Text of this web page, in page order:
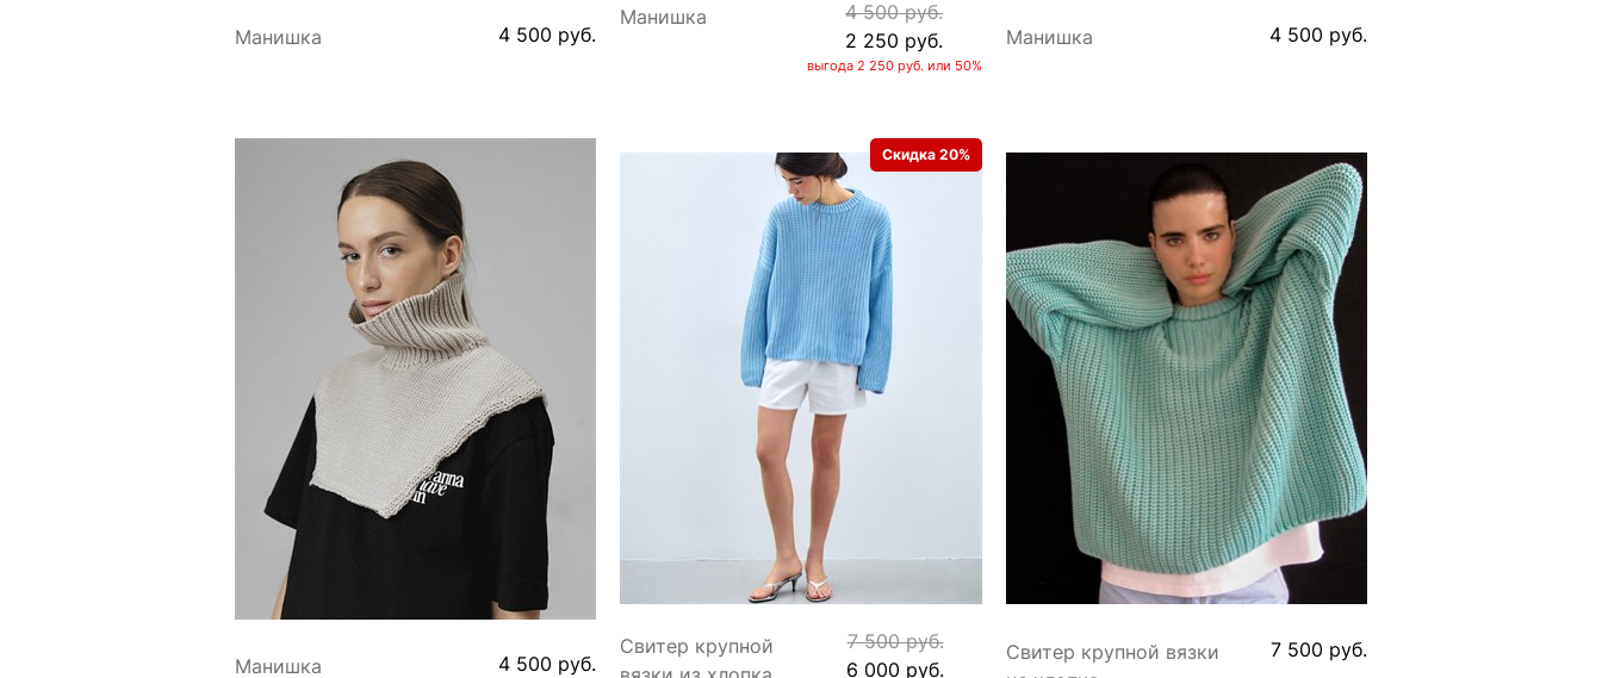
Манишка 4 500 руб.
Манишка 4 500 руб.
2 250 руб.
выгода 2 250 руб. или 50%
Манишка 4 500 руб.
Манишка 4 500 руб.
Свитер крупной
Скидка 20%
7 500 руб.
6 000 руб.
Свитер крупной вязки
7 500 руб.